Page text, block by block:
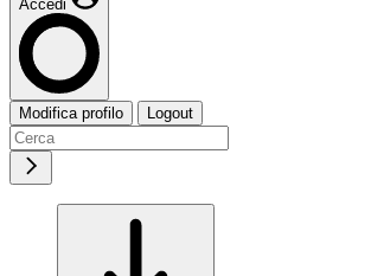
Accedi
Modifica profilo Logout